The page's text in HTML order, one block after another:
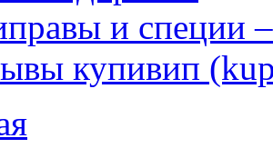
и специи
купивип